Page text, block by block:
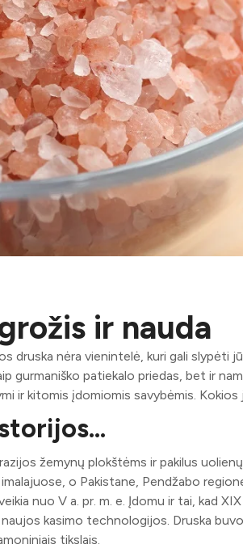
ir nauda
druska nėra vienintelė, kuri gali slypėti
gurmaniško patiekalo priedas, bet ir
ir kitomis įdomiomis savybėmis. Kokios
žemynų plokštėms ir pakilus
o Pakistane, Pendžabo
nuo V a. pr. m. e. Įdomu ir tai, kad
kasimo technologijos. Druska
tikslais.